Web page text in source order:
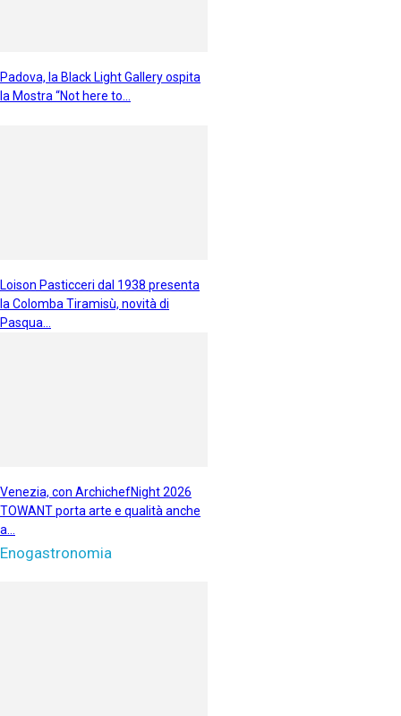
Padova, la Black Light Gallery ospita
la Mostra “Not here to...
Loison Pasticceri dal 1938 presenta
la Colomba Tiramisù, novità di
Pasqua...
Venezia, con ArchichefNight 2026
TOWANT porta arte e qualità anche
a...
Enogastronomia